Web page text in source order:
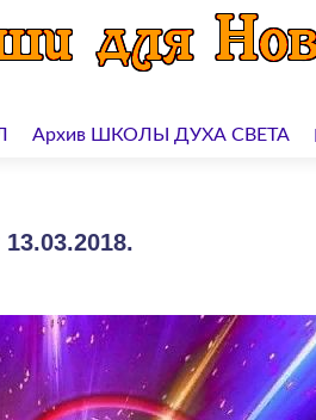
Архив ШКОЛЫ ДУХА СВЕТА